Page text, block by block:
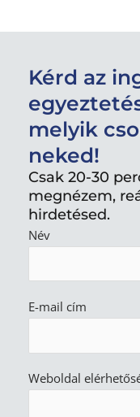
Kérd az
melyik
neked!
Csak 20-30
megnézem,
hirdetésed.
Név
E-mail cím
Weboldal